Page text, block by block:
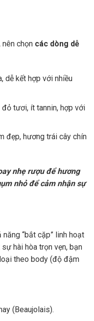
nên chọn các dòng dễ
dễ kết hợp với nhiều
tươi, ít tannin, hợp với
đẹp, hương trái cây chín
nhẹ rượu để hương
nhỏ để cảm nhận sự
“bắt cặp” linh hoạt
hài hòa trọn vẹn, bạn
theo body (độ đậm
(Beaujolais).